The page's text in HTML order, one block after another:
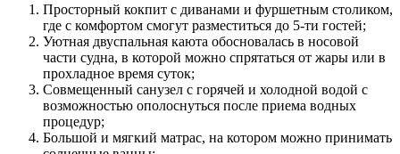
Просторный кокпит с диванами и фуршетным столиком,
где с комфортом смогут разместиться до 5-ти гостей;
Уютная двуспальная каюта обосновалась в носовой
части судна, в которой можно спрятаться от жары или в
прохладное время суток;
Совмещенный санузел с горячей и холодной водой с
возможностью ополоснуться после приема водных
процедур;
Большой и мягкий матрас, на котором можно принимать